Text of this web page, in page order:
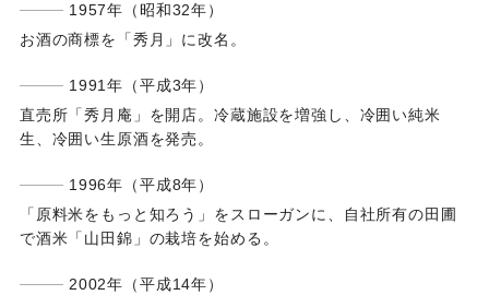
1957年（昭和32年）
お酒の商標を「秀月」に改名。
1991年（平成3年）
直売所「秀月庵」を開店。冷蔵施設を増強し、冷囲い純米
生、冷囲い生原酒を発売。
1996年（平成8年）
「原料米をもっと知ろう」をスローガンに、自社所有の田圃
で酒米「山田錦」の栽培を始める。
2002年（平成14年）